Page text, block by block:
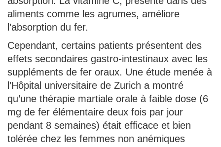
aliments comme les agrumes, améliore
l’absorption du fer.
Cependant, certains patients présentent des
effets secondaires gastro-intestinaux avec les
suppléments de fer oraux. Une étude menée à
l’Hôpital universitaire de Zurich a montré
qu’une thérapie martiale orale à faible dose (6
mg de fer élémentaire deux fois par jour
pendant 8 semaines) était efficace et bien
tolérée chez les femmes non anémiques